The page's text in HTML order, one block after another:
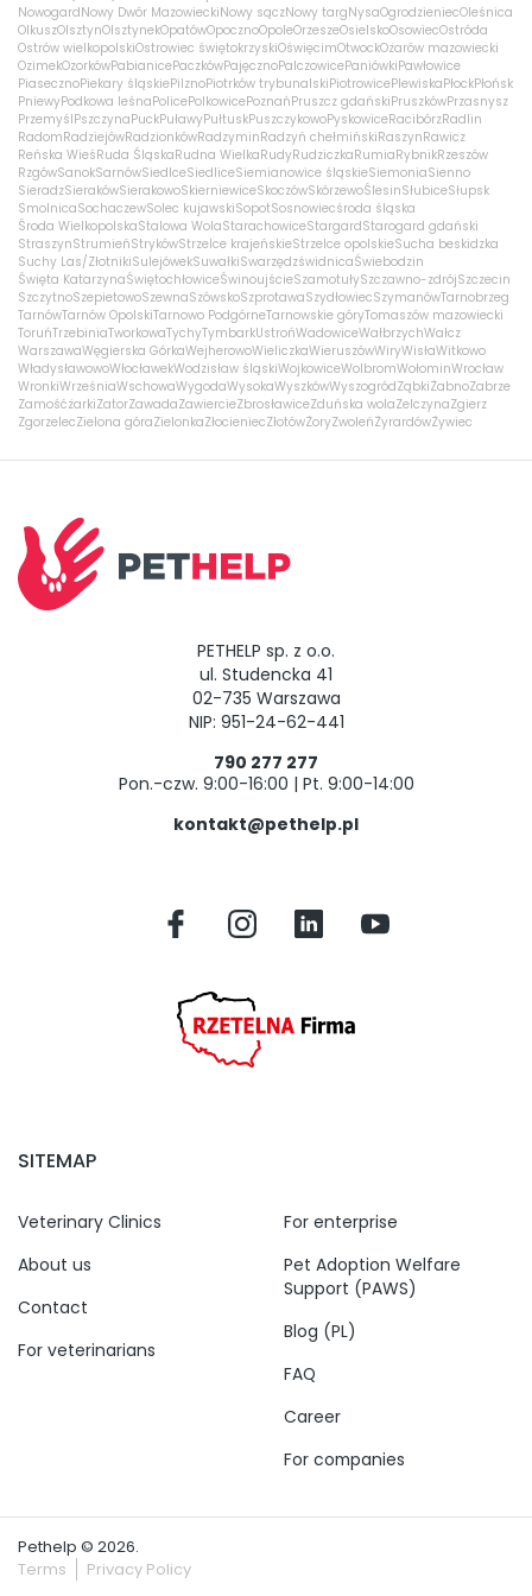
NowogardNowy Dwór MazowieckiNowy sączNowy targNysaOgrodzieniecOleśnica
OlkuszOlsztynOlsztynekOpatówOpocznoOpoleOrzeszeOsielskoOsowiecOstróda
Ostrów wielkopolskiOstrowiec świętokrzyskiOświęcimOtwockOżarów mazowiecki
OzimekOzorkówPabianicePaczkówPajęcznoPalczowicePaniówkiPawłowice
PiasecznoPiekary śląskiePilznoPiotrków trybunalskiPiotrowicePlewiskaPłockPłońsk
PniewyPodkowa leśnaPolicePolkowicePoznańPruszcz gdańskiPruszkówPrzasnysz
PrzemyślPszczynaPuckPuławyPułtuskPuszczykowoPyskowiceRacibórzRadlin
RadomRadziejówRadzionkówRadzyminRadzyń chełmińskiRaszynRawicz
Reńska WieśRuda ŚląskaRudna WielkaRudyRudziczkaRumiaRybnikRzeszów
RzgówSanokSarnówSiedlceSiedliceSiemianowice śląskieSiemoniaSienno
SieradzSierakówSierakowoSkierniewiceSkoczówSkórzewoŚlesinSłubiceSłupsk
SmolnicaSochaczewSolec kujawskiSopotSosnowiecśroda śląska
Środa WielkopolskaStalowa WolaStarachowiceStargardStarogard gdański
StraszynStrumieńStrykówStrzelce krajeńskieStrzelce opolskieSucha beskidzka
Suchy Las/ZłotnikiSulejówekSuwałkiSwarzędzświdnicaŚwiebodzin
Święta KatarzynaŚwiętochłowiceŚwinoujścieSzamotułySzczawno-zdrójSzczecin
SzczytnoSzepietowoSzewnaSzówskoSzprotawaSzydłowiecSzymanówTarnobrzeg
TarnówTarnów OpolskiTarnowo PodgórneTarnowskie góryTomaszów mazowiecki
ToruńTrzebiniaTworkowaTychyTymbarkUstrońWadowiceWałbrzychWałcz
WarszawaWęgierska GórkaWejherowoWieliczkaWieruszówWiryWisłaWitkowo
WładysławowoWłocławekWodzisław śląskiWojkowiceWolbromWołominWrocław
WronkiWrześniaWschowaWygodaWysokaWyszkówWyszogródZąbkiŻabnoZabrze
ZamośćżarkiZatorZawadaZawiercieZbrosławiceZduńska wolaZelczynaZgierz
ZgorzelecZielona góraZielonkaZłocieniecZłotówŻoryZwoleńŻyrardówŻywiec
PETHELP sp. z o.o.
ul. Studencka 41
02-735 Warszawa
NIP: 951-24-62-441
790 277 277
Pon.-czw. 9:00-16:00 | Pt. 9:00-14:00
kontakt@pethelp.pl
SITEMAP
Veterinary Clinics
About us
Contact
For veterinarians
For enterprise
Pet Adoption Welfare
Support (PAWS)
Blog (PL)
FAQ
Career
For companies
Pethelp © 2026.
Terms
Privacy Policy